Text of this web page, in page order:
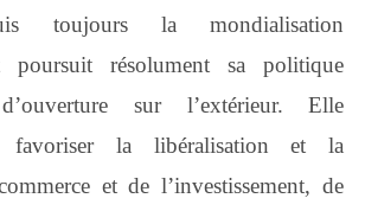
toujours la mondialisation
poursuit résolument sa politique
sur l’extérieur. Elle
favoriser la libéralisation et la
et de l’investissement, de